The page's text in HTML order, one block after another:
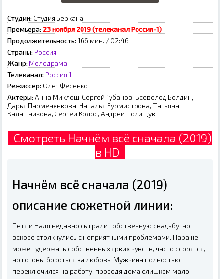
Студии: Студия Беркана
Премьера: 23 ноября 2019 (телеканал Россия-1)
Продолжительность: 166 мин. / 02:46
Страны: Россия
Жанр: Мелодрама
Телеканал: Россия 1
Режиссер: Олег Фесенко
Актеры: Анна Миклош, Сергей Губанов, Всеволод Болдин,
Дарья Пармененкова, Наталья Бурмистрова, Татьяна
Калашникова, Сергей Колос, Андрей Полищук
Смотреть Начнём всё сначала (2019)
в HD
Начнём всё сначала (2019)
описание сюжетной линии:
Петя и Надя недавно сыграли собственную свадьбу, но
вскоре столкнулись с неприятными проблемами. Пара не
может удержать собственных ярких чувств, часто ссорятся,
но готовы бороться за любовь. Мужчина полностью
переключился на работу, проводя дома слишком мало